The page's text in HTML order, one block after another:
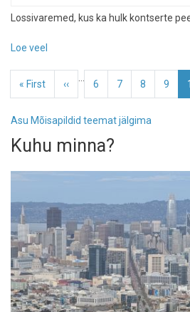
Lossivaremed, kus ka hulk kontserte
Loe veel
Pagination
Esimene
leht
« First
Eelmine
leht
‹‹ Page
6 Page
7 Page
8 Page
9
Asu Mõisapildid teemat jälgima
Kuhu minna?